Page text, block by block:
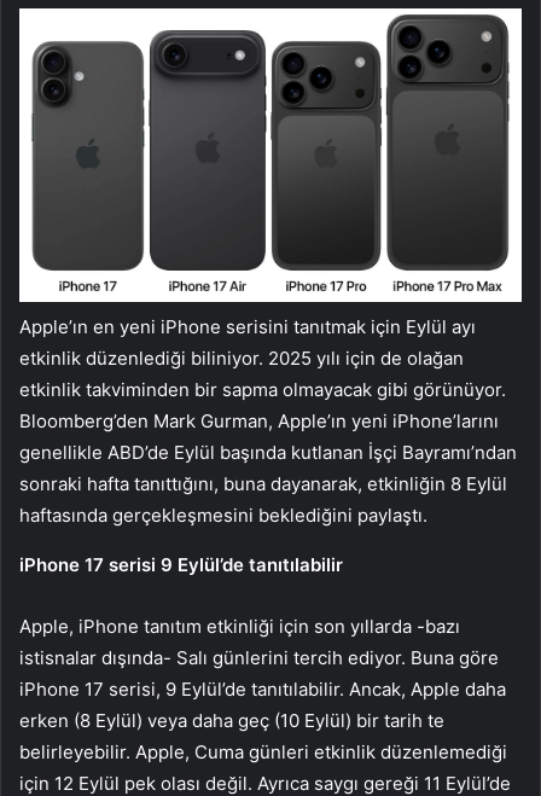
Apple’ın en yeni iPhone serisini tanıtmak için Eylül ayı
etkinlik düzenlediği biliniyor. 2025 yılı için de olağan
etkinlik takviminden bir sapma olmayacak gibi görünüyor.
Bloomberg’den Mark Gurman, Apple’ın yeni iPhone’larını
genellikle ABD’de Eylül başında kutlanan İşçi Bayramı’ndan
sonraki hafta tanıttığını, buna dayanarak, etkinliğin 8 Eylül
haftasında gerçekleşmesini beklediğini paylaştı.
iPhone 17 serisi 9 Eylül’de tanıtılabilir
Apple, iPhone tanıtım etkinliği için son yıllarda -bazı
istisnalar dışında- Salı günlerini tercih ediyor. Buna göre
iPhone 17 serisi, 9 Eylül’de tanıtılabilir. Ancak, Apple daha
erken (8 Eylül) veya daha geç (10 Eylül) bir tarih te
belirleyebilir. Apple, Cuma günleri etkinlik düzenlemediği
için 12 Eylül pek olası değil. Ayrıca saygı gereği 11 Eylül’de